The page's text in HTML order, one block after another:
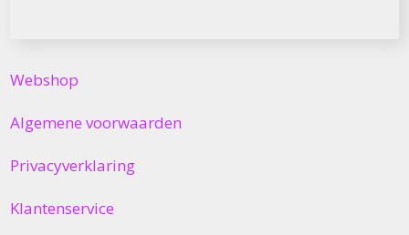
Webshop
Algemene voorwaarden
Privacyverklaring
Klantenservice